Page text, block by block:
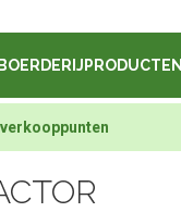
BOERDERIJPRODUCTEN